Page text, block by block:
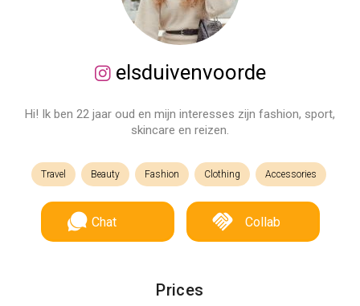
elsduivenvoorde
Hi! Ik ben 22 jaar oud en mijn interesses zijn fashion, sport,
skincare en reizen.
Travel Beauty Fashion Clothing Accessories
Chat Collab
Prices